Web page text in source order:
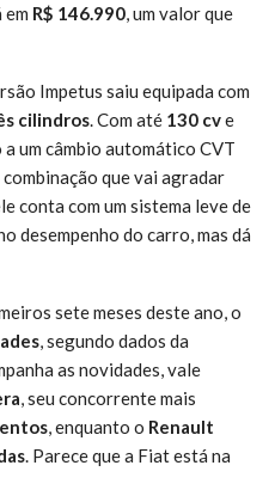
R$ 146.990, um valor que
Impetus saiu equipada com
cilindros. Com até 130 cve
a um câmbio automático CVT
combinação que vai agradar
conta com um sistema leve de
desempenho do carro, mas dá
sete meses deste ano, o
, segundo dados da
as novidades, vale
, seu concorrente mais
, enquanto o Renault
. Parece que a Fiat está na